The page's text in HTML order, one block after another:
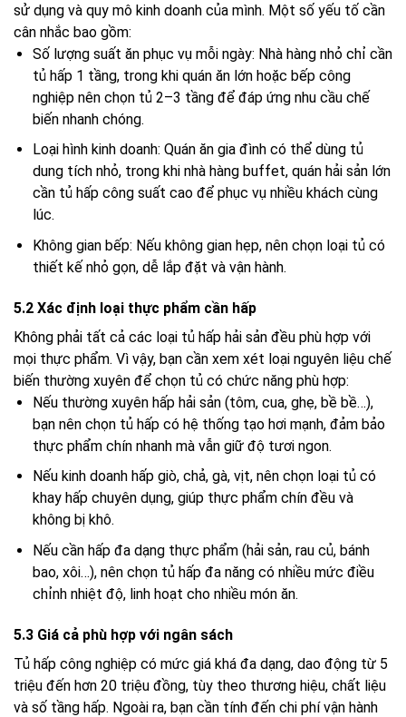
sử dụng và quy mô kinh doanh của mình. Một số yếu tố cần
cân nhắc bao gồm:
Số lượng suất ăn phục vụ mỗi ngày: Nhà hàng nhỏ chỉ cần
tủ hấp 1 tầng, trong khi quán ăn lớn hoặc bếp công
nghiệp nên chọn tủ 2–3 tầng để đáp ứng nhu cầu chế
biến nhanh chóng.
Loại hình kinh doanh: Quán ăn gia đình có thể dùng tủ
dung tích nhỏ, trong khi nhà hàng buffet, quán hải sản lớn
cần tủ hấp công suất cao để phục vụ nhiều khách cùng
lúc.
Không gian bếp: Nếu không gian hẹp, nên chọn loại tủ có
thiết kế nhỏ gọn, dễ lắp đặt và vận hành.
5.2 Xác định loại thực phẩm cần hấp
Không phải tất cả các loại tủ hấp hải sản đều phù hợp với
mọi thực phẩm. Vì vậy, bạn cần xem xét loại nguyên liệu chế
biến thường xuyên để chọn tủ có chức năng phù hợp:
Nếu thường xuyên hấp hải sản (tôm, cua, ghẹ, bề bề…),
bạn nên chọn tủ hấp có hệ thống tạo hơi mạnh, đảm bảo
thực phẩm chín nhanh mà vẫn giữ độ tươi ngon.
Nếu kinh doanh hấp giò, chả, gà, vịt, nên chọn loại tủ có
khay hấp chuyên dụng, giúp thực phẩm chín đều và
không bị khô.
Nếu cần hấp đa dạng thực phẩm (hải sản, rau củ, bánh
bao, xôi…), nên chọn tủ hấp đa năng có nhiều mức điều
chỉnh nhiệt độ, linh hoạt cho nhiều món ăn.
5.3 Giá cả phù hợp với ngân sách
Tủ hấp công nghiệp có mức giá khá đa dạng, dao động từ 5
triệu đến hơn 20 triệu đồng, tùy theo thương hiệu, chất liệu
và số tầng hấp. Ngoài ra, bạn cần tính đến chi phí vận hành